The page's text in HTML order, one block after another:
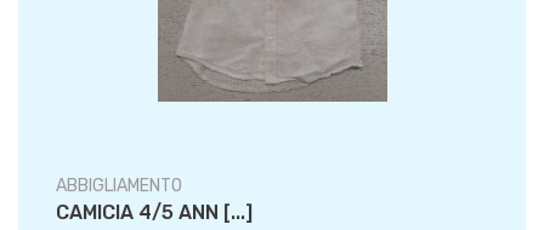
ABBIGLIAMENTO
CAMICIA 4/5 ANN [...]